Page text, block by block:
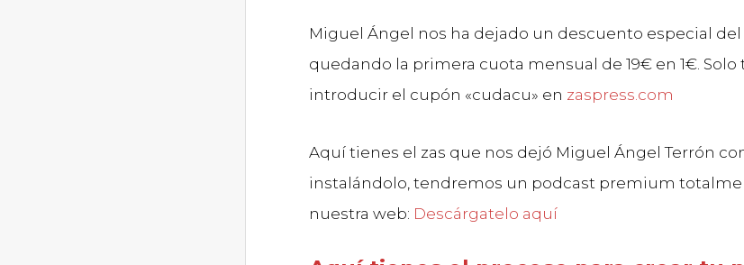
Miguel Ángel nos ha dejado un descuento especial del
quedando la primera cuota mensual de 19€ en 1€. Solo
introducir el cupón «cudacu» en zaspress.com
Aquí tienes el zas que nos dejó Miguel Ángel Terrón
instalándolo, tendremos un podcast premium
nuestra web: Descárgatelo aquí